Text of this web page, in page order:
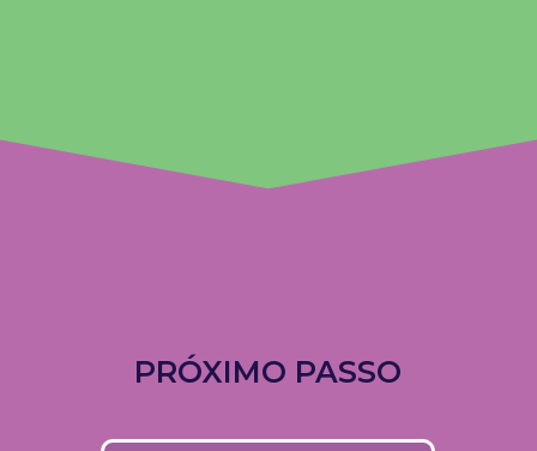
PRÓXIMO PASSO